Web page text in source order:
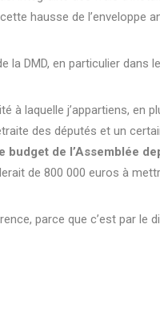
hausse de l’enveloppe
la DMD, en particulier
à laquelle j’appartiens, en
des députés et un
budget de l’Assemblée
de 800 000 euros à
parce que c’est par le